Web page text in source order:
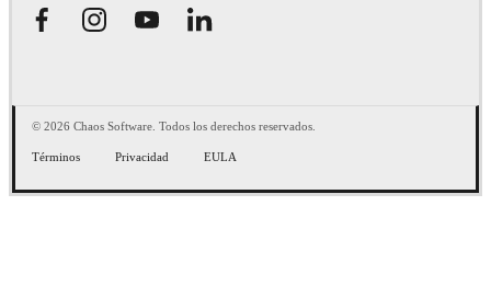
© 2026 Chaos Software. Todos los derechos reservados.
Términos Privacidad EULA